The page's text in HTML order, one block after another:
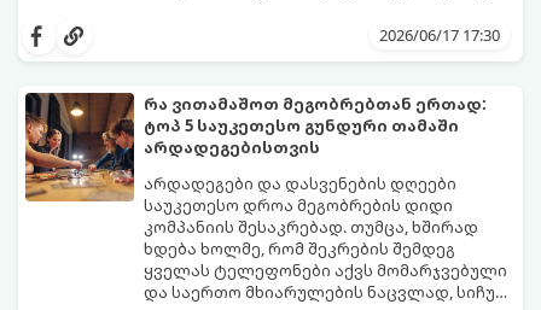
მიმართვაა. მნიშვნელოვანია მათთვის
ჯანსაღი რუტინა დასვენების დღეებშიც
აუცილებელია.
მარკეტფლეისი საქართველოში,
დაგეხმარებათ. აქ ყველა ასაკისა და
ინტერესის მქონე ბავშვისთვის მოიძებნება
იდეალური გასართობი საშუალება.
2026/06/17 17:30
რა ვითამაშოთ მეგობრებთან ერთად:
ტოპ 5 საუკეთესო გუნდური თამაში
არდადეგებისთვის
არდადეგები და დასვენების დღეები
საუკეთესო დროა მეგობრების დიდი
კომპანიის შესაკრებად. თუმცა, ხშირად
ხდება ხოლმე, რომ შეკრების შემდეგ
ყველას ტელეფონები აქვს მომარჯვებული
და საერთო მხიარულების ნაცვლად, სიჩუმე